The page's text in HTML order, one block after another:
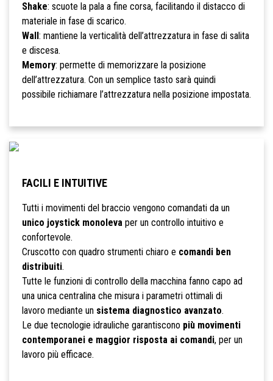
Shake: scuote la pala a fine corsa, facilitando il distacco di
materiale in fase di scarico.
Wall : mantiene la verticalità dell’attrezzatura in fase di salita
e discesa.
Memory: permette di memorizzare la posizione
dell’attrezzatura. Con un semplice tasto sarà quindi
possibile richiamare l’attrezzatura nella posizione impostata.
FACILI E INTUITIVE
Tutti i movimenti del braccio vengono comandati da un
unico joystick monolevaper un controllo intuitivo e
confortevole.
Cruscotto con quadro strumenti chiaro e comandi ben
distribuiti.
Tutte le funzioni di controllo della macchina fanno capo ad
una unica centralina che misura i parametri ottimali di
lavoro mediante un sistema diagnostico avanzato.
Le due tecnologie idrauliche garantiscono più movimenti
contemporanei e maggior risposta ai comandi, per un
lavoro più efficace.